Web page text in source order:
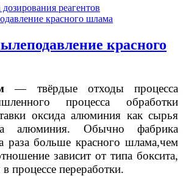
реагентов
красного
— твёрдые отходы процесса
процесса обработки
оксида алюминия как сырья
алюминия. Обычно фабрика
раза больше красного шлама,чем
зависит от типа боксита,
процессе переработки.